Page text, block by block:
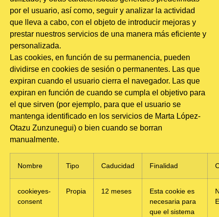
por el usuario, así como, seguir y analizar la actividad
que lleva a cabo, con el objeto de introducir mejoras y
prestar nuestros servicios de una manera más eficiente y
personalizada.
Las cookies, en función de su permanencia, pueden
dividirse en cookies de sesión o permanentes. Las que
expiran cuando el usuario cierra el navegador. Las que
expiran en función de cuando se cumpla el objetivo para
el que sirven (por ejemplo, para que el usuario se
mantenga identificado en los servicios de Marta López-
Otazu Zunzunegui) o bien cuando se borran
manualmente.
Nombre Tipo Caducidad Finalidad
cookieyes-
consent
Propia 12 meses
Esta cookie es
necesaria para
que el sistema